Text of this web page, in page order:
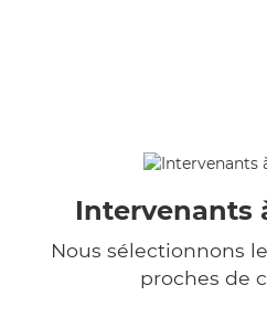
Intervenants
Nous sélectionnons
proches de